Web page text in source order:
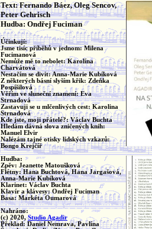
Text: Fernando Báez, Oleg Sencov,
Peter Gehrisch
Hudba: Ondřej Fuciman
Účinkují:
Jsme tisíc příběhů v jednom: Milena
Fucimanová
Nemůže mě to nebolet: Karolína
Charvátová
Nestačím se divit: Anna-Marie Kubíková
Z některých básní slyším křik: Zdeňka
Pospíšilová
Věřím ve sluneční znamení: Eva
Strnadová
Zastavuji se u mlčenlivých cest: Karolina
Strnadová
Kde jste, moji přátelé?: Václav Buchta
Hledám dávná slova zničených knih:
Manuel Elvir
Nalézám tajné otisky lidských vzkazů:
Bongo Krejčíř
Hudba:
Zpěv: Jeanette Matoušková
Flétny: Hana Buchtová, Hana Jargašová,
Anna-Marie Kubíková
Klarinet: Václav Buchta
Klavír a klávesy: Ondřej Fuciman
Basa: Markéta Oumarová
Nahráno:
(c) 2020,Studio Agadir
Překlad: Daniel Nemrava, Pavlína